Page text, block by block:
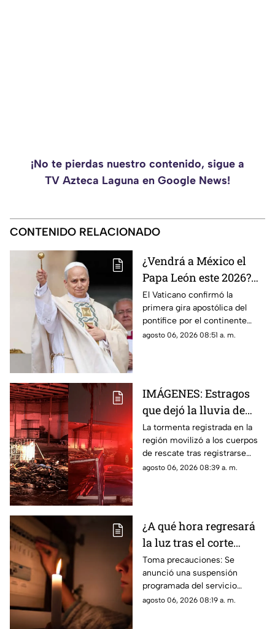
¡No te pierdas nuestro contenido, sigue a
TV Azteca Laguna en Google News!
CONTENIDO RELACIONADO
¿Vendrá a México el
Papa León este 2026?
Visitará varios países
de América en
noviembre
El Vaticano confirmó la
primera gira apostólica del
pontífice por el continente
americano a finales de año.
agosto 06, 2026 08:51 a. m.
IMÁGENES: Estragos
que dejó la lluvia de
ayer en La Laguna;
¿Lloverá igual hoy?
La tormenta registrada en la
región movilizó a los cuerpos
de rescate tras registrarse
llamadas al 911 por cables en
agosto 06, 2026 08:39 a. m.
¿A qué hora regresará
la luz tras el corte
masivo de luz en
Gómez Palacio?
Toma precauciones: Se
anunció una suspensión
programada del servicio
nocturno que afectará a
agosto 06, 2026 08:19 a. m.